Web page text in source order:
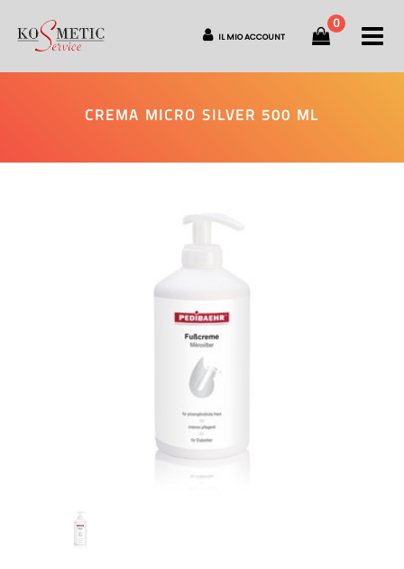
IL MIO ACCOUNT
0
CREMA MICRO SILVER 500 ML